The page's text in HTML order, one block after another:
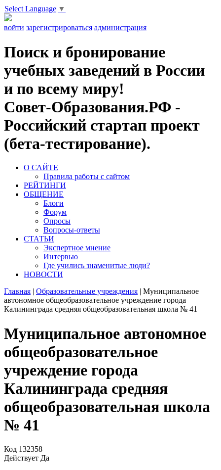
Select Language ▼
войти зарегистрироваться администрация
Поиск и бронирование
учебных заведений в России
и по всему миру!
Совет-Образования.РФ -
Российский стартап проект
(бета-тестирование).
О САЙТЕ
Правила работы с сайтом
РЕЙТИНГИ
ОБЩЕНИЕ
Блоги
Форум
Опросы
Вопросы-ответы
СТАТЬИ
Экспертное мнение
Интервью
Где учились знаменитые люди?
НОВОСТИ
Главная | Образовательные учреждения | Муниципальное
автономное общеобразовательное учреждение города
Калининграда средняя общеобразовательная школа № 41
Муниципальное автономное
общеобразовательное
учреждение города
Калининграда средняя
общеобразовательная школа
№ 41
Код 132358
Действует Да